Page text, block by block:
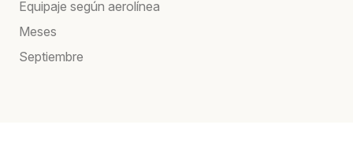
Equipaje según aerolínea
Meses
Septiembre